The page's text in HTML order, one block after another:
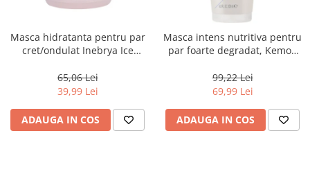
Masca hidratanta pentru par
cret/ondulat Inebrya Ice
65,06 Lei
39,99 Lei
ADAUGA IN COS
Masca intens nutritiva pentru
par foarte degradat, Kemon
ml
99,22 Lei
69,99 Lei
ADAUGA IN COS